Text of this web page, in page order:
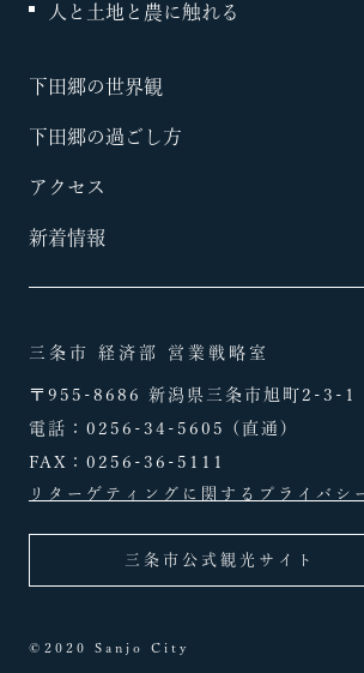
人と土地と農に触れる
下田郷の世界観
下田郷の過ごし方
アクセス
新着情報
三条市 経済部 営業戦略室
〒955-8686 新潟県三条市旭町2-3-1
電話： 0256-34-5605
(直通)
FAX：0256-36-5111
リターゲティングに関するプライバシ
三条市公式観光サイト
©2020 Sanjo City